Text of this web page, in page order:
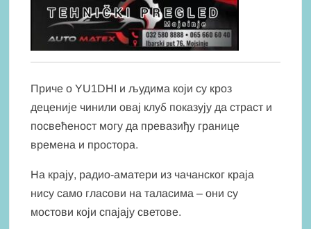
Приче о YU1DHI и људима који су кроз
деценије чинили овај клуб показују да страст и
посвећеност могу да превазиђу границе
времена и простора.
На крају, радио-аматери из чачанског краја
нису само гласови на таласима – они су
мостови који спајају светове.